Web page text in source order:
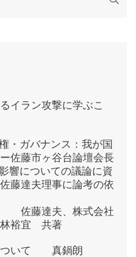
イラン攻撃に学ぶこ
・ガバナンス：我が国
佐藤市ヶ谷台論壇会長
響についての議論に資
藤達夫理事に論考の依
、株式会社
裕宜 共著
ついて 真鍋朗